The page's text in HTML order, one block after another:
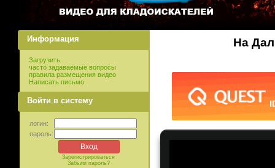
Информация
Загрузить
часто задаваемые вопросы
правила размещения видео
Написать письмо
Войти в систему
логин:
пароль:
Зарегистрироваться
Забыли пароль?
На